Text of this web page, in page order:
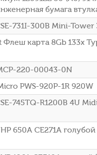
бумага
731I-300B Mini-Tower
карта 8Gb 133x
220-00043-0N
PWS-920P-1R 920W
745TQ-R1200B 4U
650A CE271A голубой